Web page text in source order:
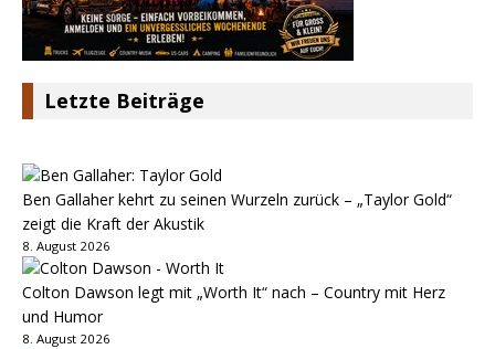
Letzte Beiträge
Ben Gallaher kehrt zu seinen Wurzeln zurück – „Taylor Gold“
zeigt die Kraft der Akustik
8. August 2026
Colton Dawson legt mit „Worth It“ nach – Country mit Herz
und Humor
8. August 2026